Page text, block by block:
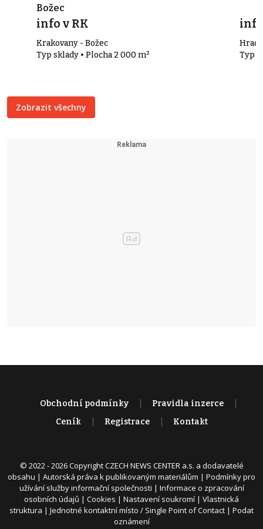
Božec
info v RK
Krakovany - Božec
Typ sklady • Plocha 2 000 m²
Typ
Zobrazit všechny
Obchodní podmínky
Pravidla inzerce
Ceník
Registrace Kontakt
© 2022 - 2026 Copyright CZECH NEWS CENTER a.s. a dodavatelé
obsahu | Autorská práva k publikovaným materiálům | Podmínky pro
užívání služby informační společnosti | Informace o zpracování
osobních údajů | Cookies | Nastavení soukromí | Vlastnická
struktura | Jednotné kontaktní místo / Single Point of Contact | Podat
oznámení